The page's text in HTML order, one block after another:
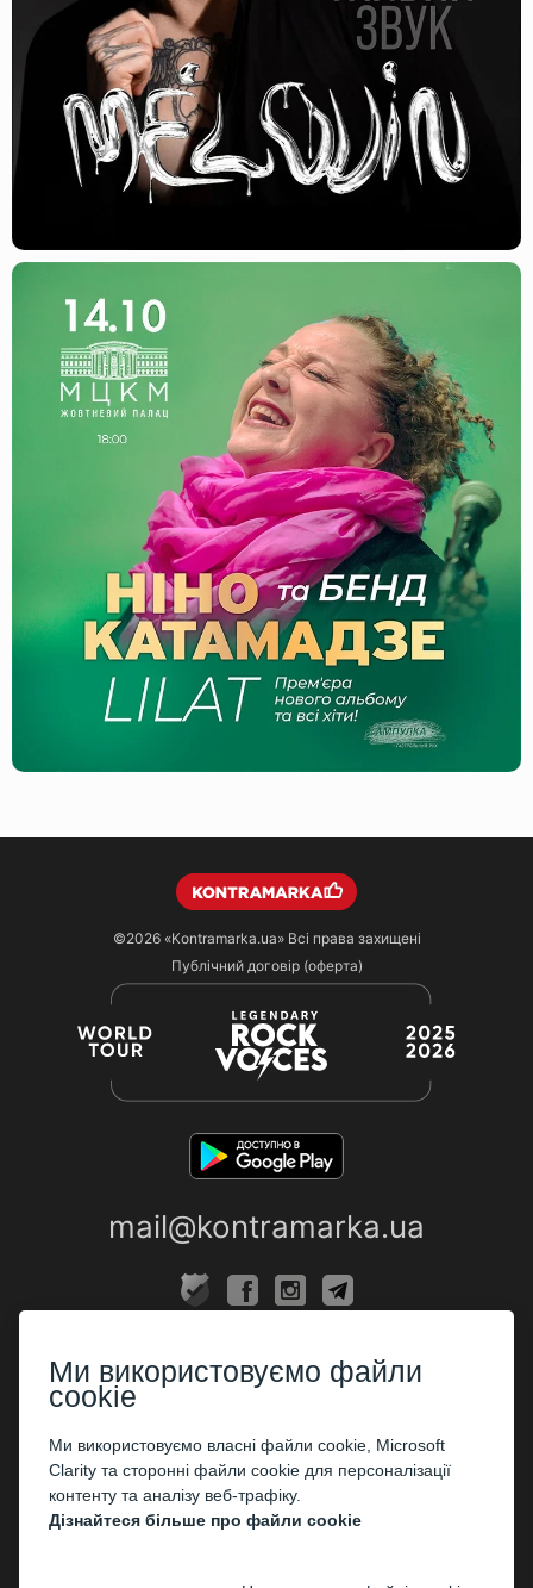
©2026 «Kontramarka.ua»Всі права захищені
Публічний договір (оферта)
mail@kontramarka.ua
Каси
ПАРТНЕРАМ
Організаторам
Корпоративним клієнтам
Ми використовуємо файли
cookie
Ми використовуємо власні файли cookie, Microsoft
Clarity та сторонні файли cookie для персоналізації
контенту та аналізу веб-трафіку.
Дізнайтеся більше про файли cookie